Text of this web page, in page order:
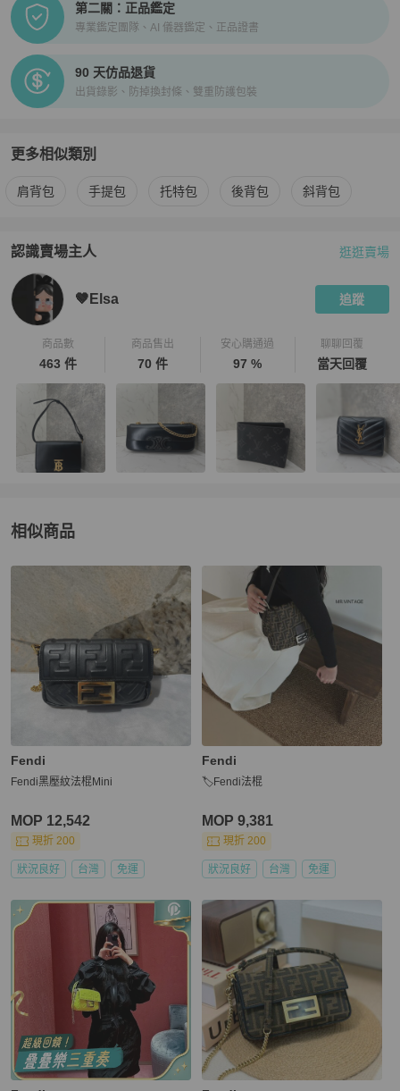
第二關：正品鑑定
專業鑑定團隊、AI 儀器鑑定、正品證書
90 天仿品退貨
出貨錄影、防掉換封條、雙重防護包裝
更多相似類別
更多Fendi 女包相似商品推薦
肩背包 手提包 托特包 後背包 斜背包
認識賣場主人
PopChill 拍拍圈嚴選賣家
逛逛賣場
🤎Elsa 追蹤
商品數
463 件
商品售出
70 件
安心購通過
97 %
聊聊回覆
當天回覆
相似商品
更多相似Fendi女包推薦精品
Fendi
Fendi黑壓紋法棍Mini
MOP 12,542
現折 200
狀況良好 台灣 免運
Fendi
🏷Fendi法棍
MOP 9,381
現折 200
狀況良好 台灣 免運